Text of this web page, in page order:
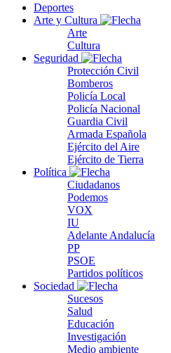
Deportes
Arte y Cultura
Arte
Cultura
Seguridad
Protección Civil
Bomberos
Policía Local
Policía Nacional
Guardia Civil
Armada Española
Ejército del Aire
Ejército de Tierra
Política
Ciudadanos
Podemos
VOX
IU
Adelante Andalucía
PP
PSOE
Partidos políticos
Sociedad
Sucesos
Salud
Educación
Investigación
Medio ambiente